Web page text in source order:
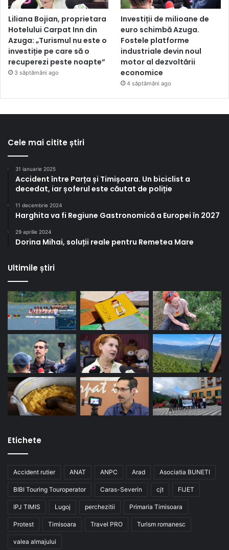
Liliana Bojian, proprietara
Hotelului Carpat Inn din
Azuga: „Turismul nu este o
investiție pe care să o
recuperezi peste noapte”
3 săptămâni ago
Investiții de milioane de
euro schimbă Azuga.
Fostele platforme
industriale devin noul
motor al dezvoltării
economice
4 săptămâni ago
Cele mai citite știri
31 ianuarie 2025
Accident între Parța și Timișoara. Un biciclist a
decedat, iar șoferul este căutat de poliție
11 decembrie 2024
Harghita va fi Regiune Gastronomică a Europei în 2027
29 aprilie 2024
Dorina Mihai, soluții reale pentru Remetea Mare
Ultimile știri
Etichete
Accident rutier ANAT ANPC Arad Asociatia BUNETI
BIBI Touring Touroperator Caras-Severin cjt FIJET
IPJ TIMIS Lugoj perchezitii Primaria Timisoara
Protest Timisoara Travel PRO Turism romanesc
valea almajului